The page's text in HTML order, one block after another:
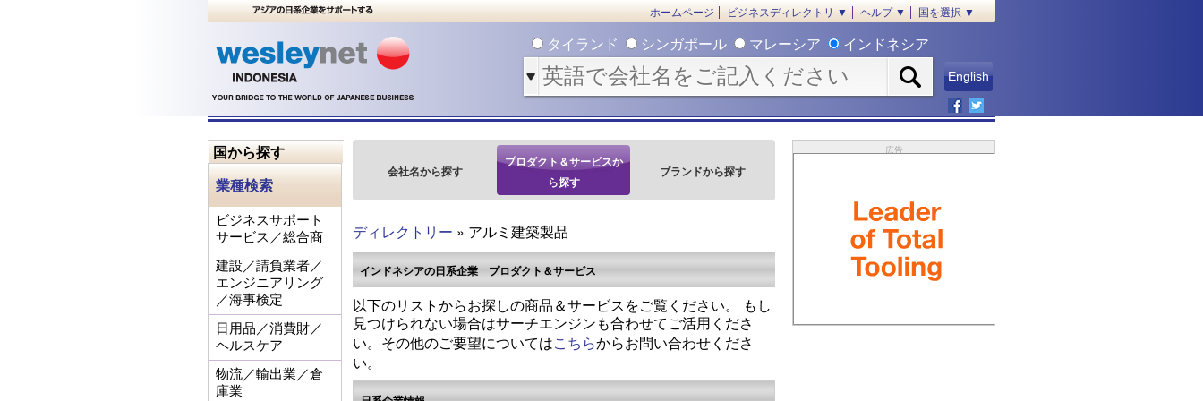
ホームページ ビジネスディレクトリ ▼ ヘルプ ▼ 国を選択 ▼
タイランド シンガポール マレーシア インドネシア
English
国から探す
業種検索
ビジネスサポート
サービス／総合商
建設／請負業者／
エンジニアリング
／海事検定
日用品／消費財／
ヘルスケア
物流／輸出業／倉
庫業
会社名から探す
プロダクト＆サービスか
ら探す
ブランドから探す
ディレクトリー » アルミ建築製品
インドネシアの日系企業 プロダクト＆サービス
以下のリストからお探しの商品＆サービスをご覧ください。 もし
見つけられない場合はサーチエンジンも合わせてご活用くださ
い。その他のご要望についてはこちらからお問い合わせくださ
い。
広告